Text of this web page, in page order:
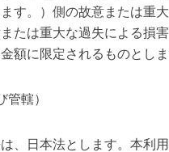
す。）側の故意または重
たは重大な過失による損
額に限定されるものとしま
轄）
、日本法とします。本利